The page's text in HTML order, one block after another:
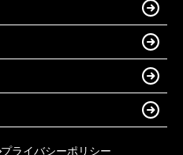
プライバシーポリシー